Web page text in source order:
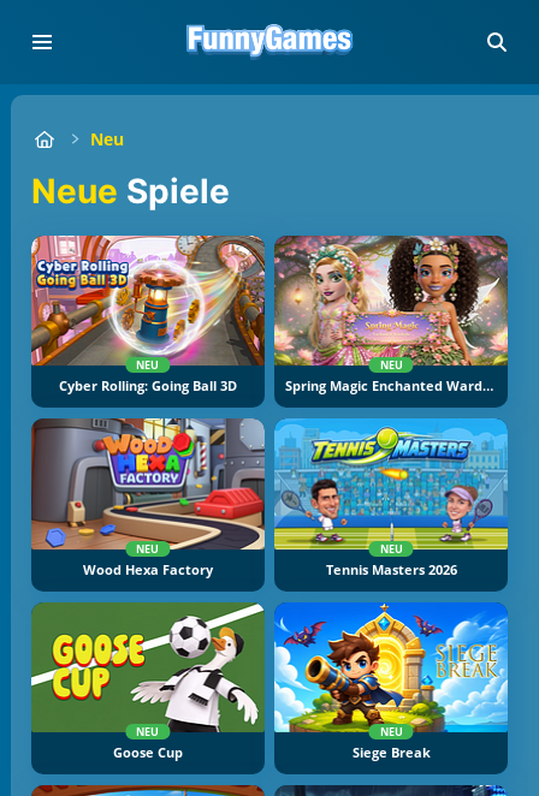
Neu
Neue Spiele
NEU
Cyber Rolling: Going Ball 3D
NEU
Spring Magic Enchanted Wardrobe
NEU
Wood Hexa Factory
NEU
Tennis Masters 2026
NEU
Goose Cup
NEU
Siege Break